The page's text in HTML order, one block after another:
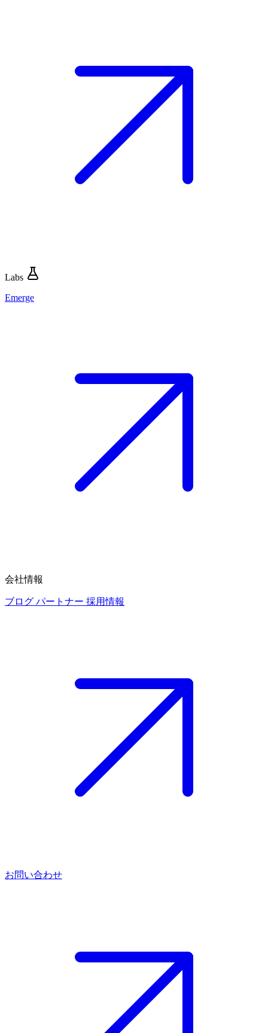
Labs
Emerge
会社情報
ブログ パートナー 採用情報
お問い合わせ